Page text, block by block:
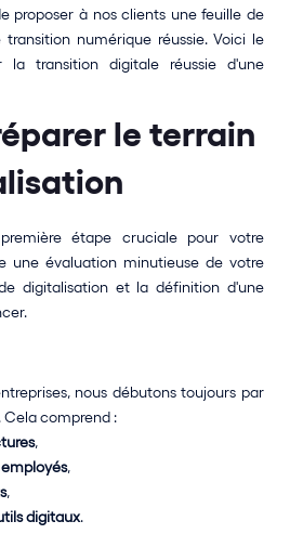
proposer à nos clients une feuille de
numérique réussie. Voici le
la transition digitale réussie d'une
le terrain
étape cruciale pour votre
une évaluation minutieuse de votre
digitalisation et la définition d'une
. Cela comprend :
,
,
,
digitaux.